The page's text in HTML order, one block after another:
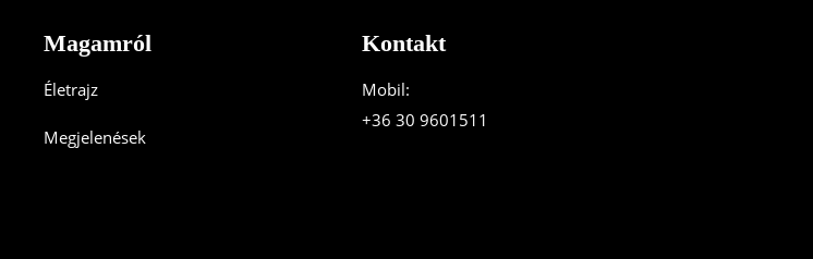
Magamról
Életrajz
Megjelenések
Kontakt
Mobil:
+36 30 9601511